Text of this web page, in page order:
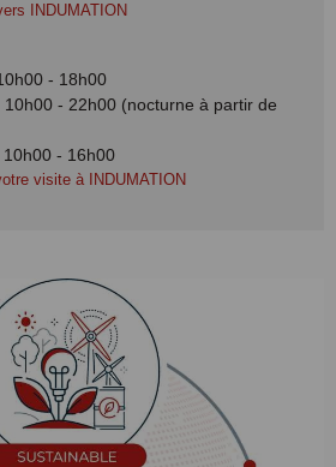
INDUMATION
- 18h00
- 22h00 (nocturne à partir de
- 16h00
visite à INDUMATION